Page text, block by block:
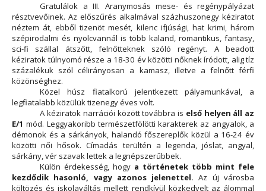
Gratulálok a III. Aranymosás mese- és regénypályázat
résztvevőinek. Az előszűrés alkalmával százhuszonegy kéziratot
néztem át, ebből tizenöt mesét, kilenc ifjúsági, hat krimi, három
szépirodalmi és nyolcvannál is több kaland, romantikus, fantasy,
sci-fi szállal átszőtt, felnőtteknek szóló regényt. A beadott
kéziratok túlnyomó része a 18-30 év közötti nőknek íródott, alig tíz
százalékuk szól célirányosan a kamasz, illetve a felnőtt férfi
közönséghez.
Közel húsz fiatalkorú jelentkezett pályamunkával, a
legfiatalabb közülük tizenegy éves volt.
A kéziratok narrációi között továbbra is első helyen áll az
E/1 mód. Leggyakoribb természetfölötti karakterek az angyalok, a
démonok és a sárkányok, halandó főszereplők közül a 16-24 év
közötti női hősök. Címadás terültén a legenda, jóslat, angyal,
sárkány, vér szavak lettek a legnépszerűbbek.
Külön érdekesség, hogy a történetek több mint fele
kezdődik hasonló, vagy azonos jelenettel. Az új városba
költözés és iskolaváltás mellett rendkívül közkedvelt az álommal